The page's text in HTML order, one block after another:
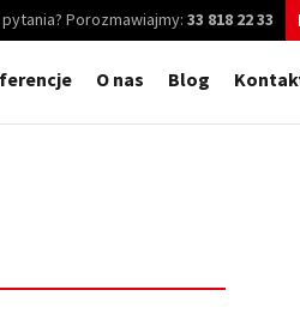
Porozmawiajmy: 33 818 22 33
O nas Blog